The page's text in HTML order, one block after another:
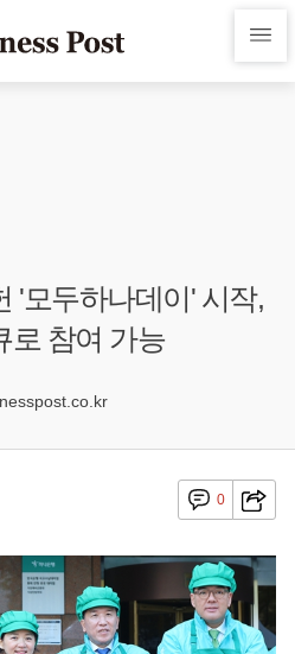
'모두하나데이' 시작,
로 참여 가능
0